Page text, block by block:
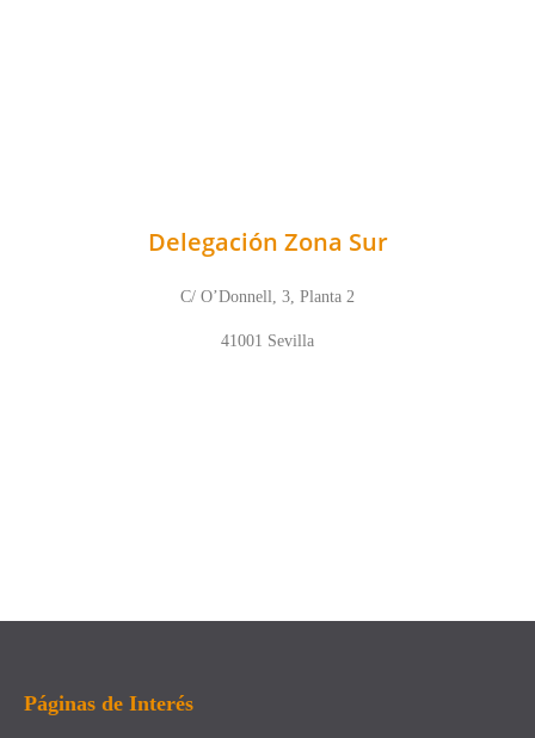
Delegación Zona Sur
C/ O’Donnell, 3, Planta 2
41001 Sevilla
Páginas de Interés